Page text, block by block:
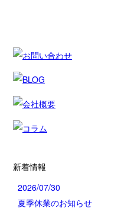
新着情報
2026/07/30
夏季休業のお知らせ